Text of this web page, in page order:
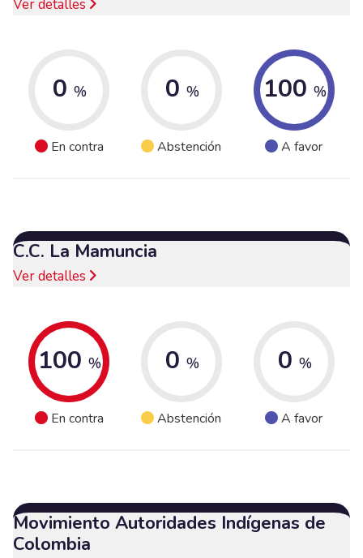
Ver detalles
0 %
En contra
0 %
Abstención
100 %
A favor
C.C. La Mamuncia
Ver detalles
100 %
En contra
0 %
Abstención
0 %
A favor
Movimiento Autoridades Indígenas de
Colombia